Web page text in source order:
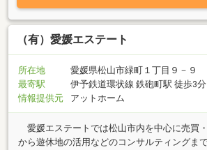
（有）愛媛エステート
所在地
愛媛県松山市緑町１丁目９－９
最寄駅
伊予鉄道環状線 鉄砲町駅 徒歩3分
情報提供元
アットホーム
愛媛エステートでは松山市内を中心に売買
から遊休地の活用などのコンサルティングま